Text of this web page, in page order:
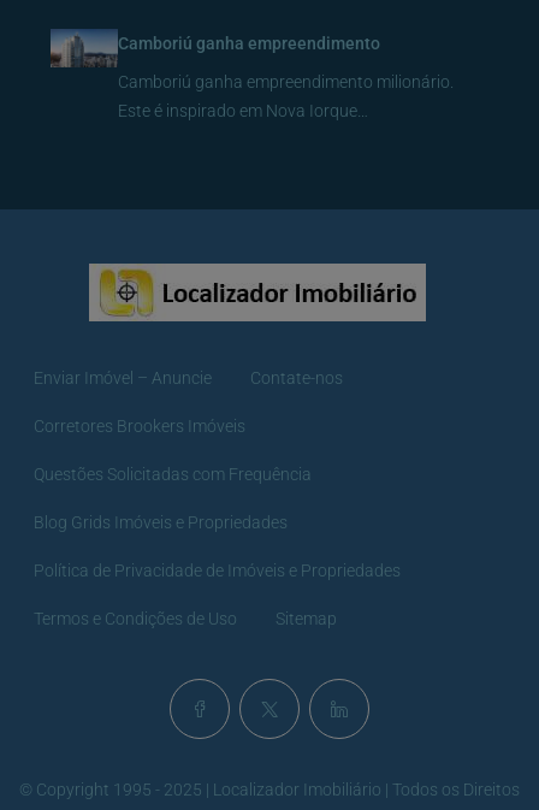
Camboriú ganha empreendimento
Camboriú ganha empreendimento milionário.
Este é inspirado em Nova Iorque…
Enviar Imóvel – Anuncie Contate-nos
Corretores Brookers Imóveis
Questões Solicitadas com Frequência
Blog Grids Imóveis e Propriedades
Política de Privacidade de Imóveis e Propriedades
Termos e Condições de Uso Sitemap
© Copyright 1995 - 2025 | Localizador Imobiliário | Todos os Direitos